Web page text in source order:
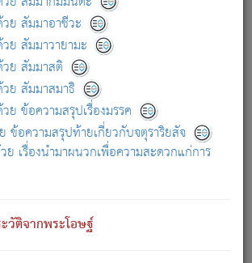
ย สัมมาอาชีวะ
ย สัมมาวายามะ
ย สัมมาสติ
ย สัมมาสมาธิ
ย ข้อความสรุปเรื่องมรรค
ข้อความสรุปท้ายเกี่ยวกับจตุราริยสัจ
เรื่องนำมาผนวกเพื่อความสะดวกแก่การ
วัติจากพระโอษฐ์